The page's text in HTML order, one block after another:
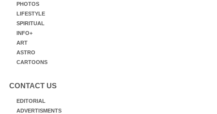
PHOTOS
LIFESTYLE
SPIRITUAL
INFO+
ART
ASTRO
CARTOONS
CONTACT US
EDITORIAL
ADVERTISMENTS